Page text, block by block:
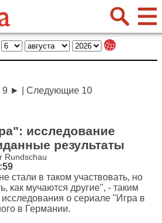
9 ► Следующие 10
исследование
результаты
стали в таком участвовать, но
как мучаются другие", - таким
о сериале "Игра в
в Германии.